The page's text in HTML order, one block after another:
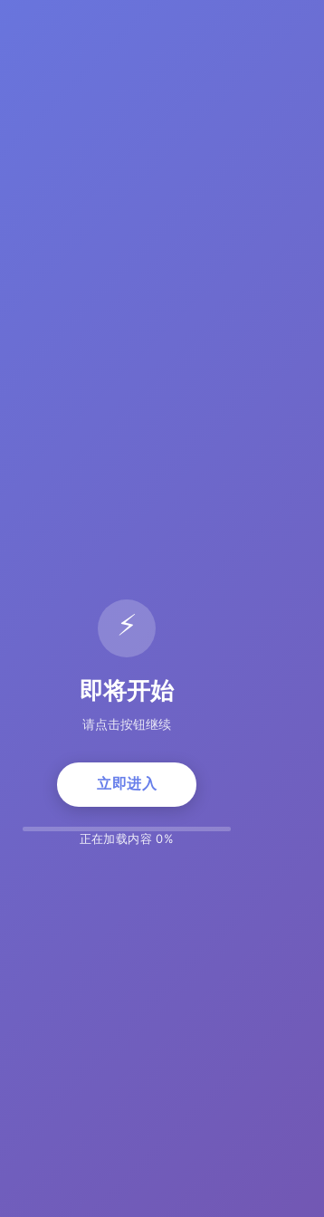
⚡
即将开始
请点击按钮继续
立即进入
正在加载内容 14%